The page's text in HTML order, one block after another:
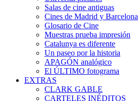
Salas de cine antiguas
Cines de Madrid y Barcelona
Glosario de Cine
Muestras prueba impresión
Catalunya es diferente
Un paseo por la historia
APAGÓN analógico
El ÚLTIMO fotograma
EXTRAS
CLARK GABLE
CARTELES INÉDITOS